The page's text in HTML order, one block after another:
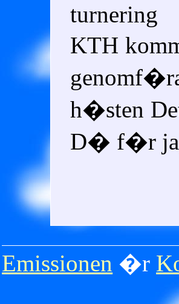
turnering
KTH
h�sten
D� f�r
Emissionen �r